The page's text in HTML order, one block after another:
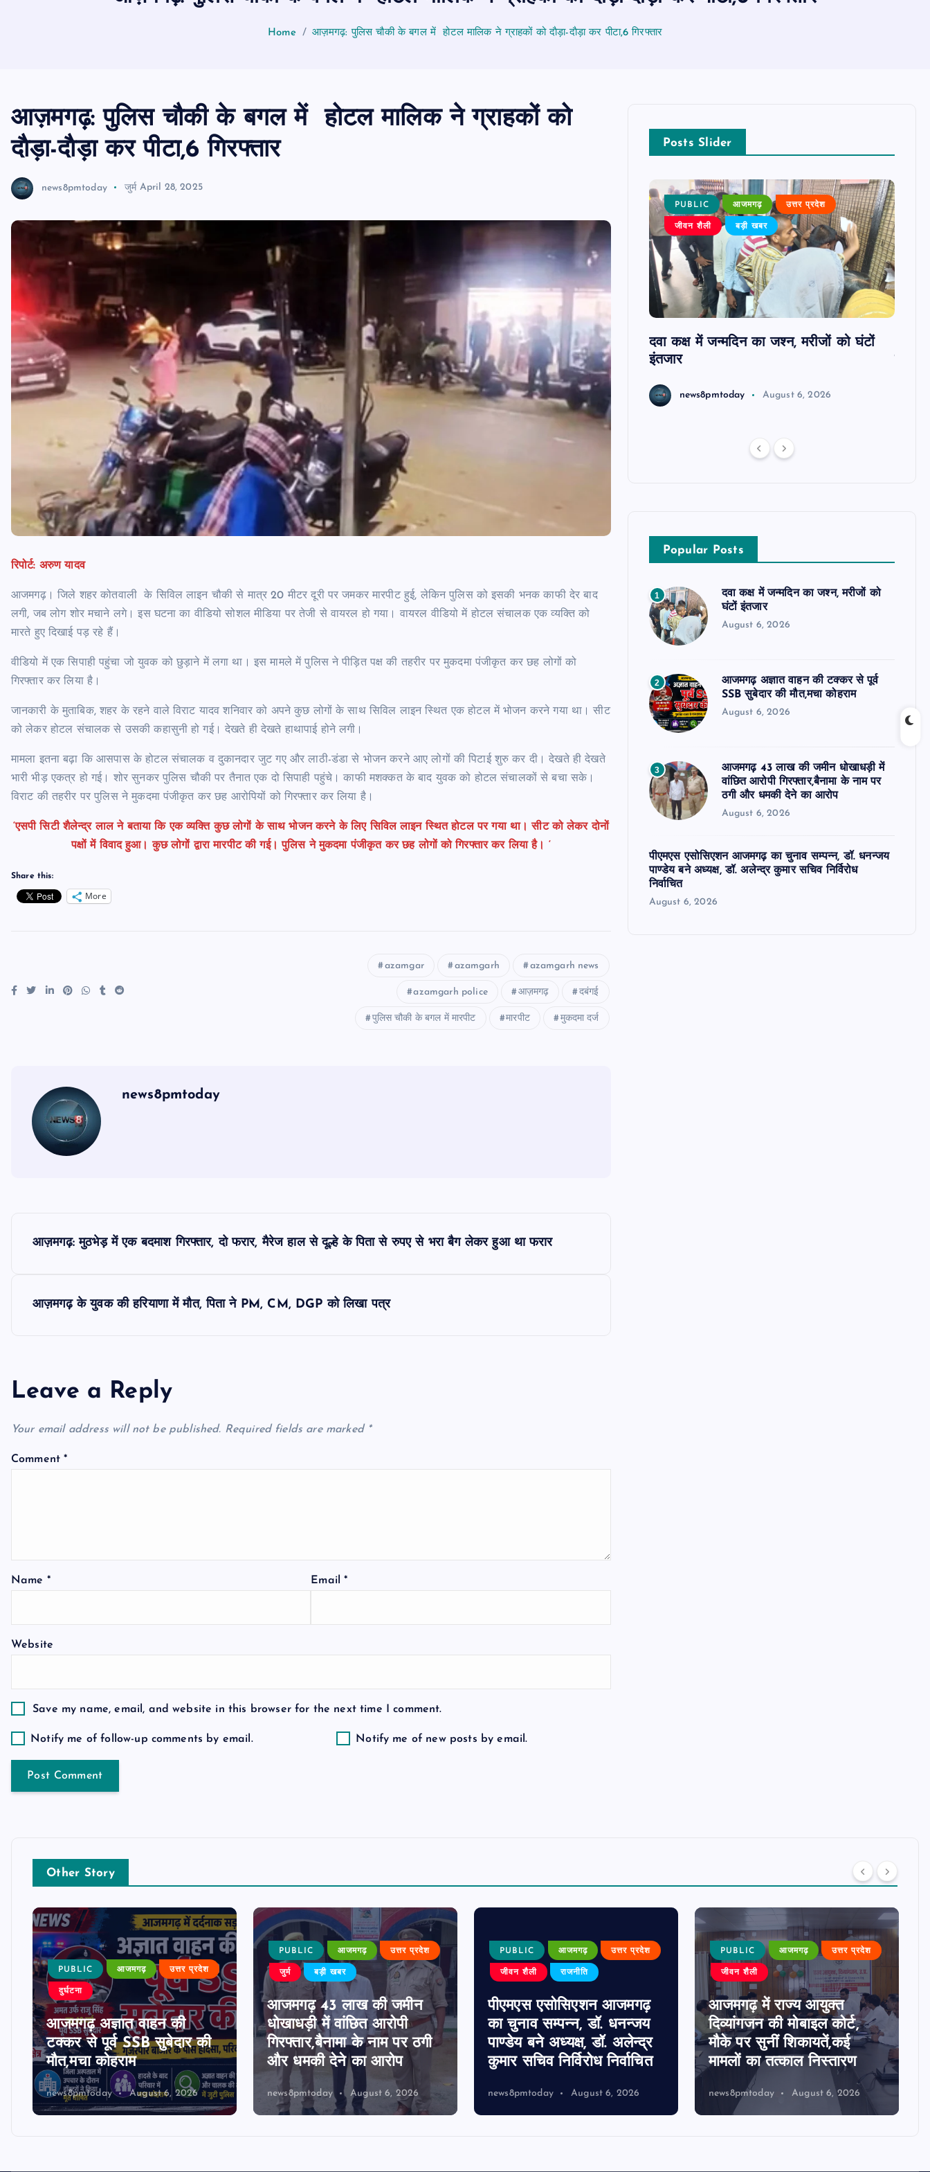
Home आज़मगढ़: पुलिस चौकी के बगल में होटल मालिक ने ग्राहकों को दाैड़ा-दाैड़ा कर पीटा,6 गिरफ्तार
आज़मगढ़: पुलिस चौकी के बगल में होटल मालिक ने ग्राहकों को
दाैड़ा-दाैड़ा कर पीटा,6 गिरफ्तार
news8pmtoday जुर्म April 28, 2025
रिपोर्ट: अरुण यादव
आजमगढ़। जिले शहर कोतवाली के सिविल लाइन चौकी से मात्र 20 मीटर दूरी पर जमकर मारपीट हुई, लेकिन पुलिस को इसकी भनक काफी देर बाद
लगी, जब लोग शोर मचाने लगे। इस घटना का वीडियो सोशल मीडिया पर तेजी से वायरल हो गया। वायरल वीडियो में होटल संचालक एक व्यक्ति को
मारते हुए दिखाई पड़ रहे हैं।
वीडियो में एक सिपाही पहुंचा जो युवक को छुड़ाने में लगा था। इस मामले में पुलिस ने पीड़ित पक्ष की तहरीर पर मुकदमा पंजीकृत कर छह लोगों को
गिरफ्तार कर लिया है।
जानकारी के मुताबिक, शहर के रहने वाले विराट यादव शनिवार को अपने कुछ लोगों के साथ सिविल लाइन स्थित एक होटल में भोजन करने गया था। सीट
को लेकर होटल संचालक से उसकी कहासुनी हो गई। देखते ही देखते हाथापाई होने लगी।
मामला इतना बढ़ा कि आसपास के होटल संचालक व दुकानदार जुट गए और लाठी-डंडा से भोजन करने आए लोगों की पिटाई शुरु कर दी। देखते ही देखते
भारी भीड़ एकत्र हो गई। शोर सुनकर पुलिस चौकी पर तैनात एक दो सिपाही पहुंचे। काफी मशक्कत के बाद युवक को होटल संचालकों से बचा सके।
विराट की तहरीर पर पुलिस ने मुकदमा पंजीकृत कर छह आरोपियों को गिरफ्तार कर लिया है।
‘एसपी सिटी शैलेन्द्र लाल ने बताया कि एक व्यक्ति कुछ लोगों के साथ भोजन करने के लिए सिविल लाइन स्थित होटल पर गया था। सीट को लेकर दोनों
पक्षों में विवाद हुआ। कुछ लोगों द्वारा मारपीट की गई। पुलिस ने मुकदमा पंजीकृत कर छह लोगों को गिरफ्तार कर लिया है। ‘
Share this:
More
azamgar azamgarh azamgarh news
azamgarh police आज़मगढ़ दबंगई
पुलिस चौकी के बगल में मारपीट मारपीट मुकदमा दर्ज
news8pmtoday
n
a
v
a
i
o
n
आज़मगढ़: मुठभेड़ में एक बदमाश गिरफ्तार, दो फरार, मैरेज हाल से दूल्हे के पिता से रुपए से भरा बैग लेकर हुआ था फरार
आज़मगढ़ के युवक की हरियाणा में मौत, पिता ने PM, CM, DGP को लिखा पत्र
Leave a Reply
Your email address will not be published. Required fields are marked *
Comment*
Name * Email*
Website
Save my name, email, and website in this browser for the next time I comment.
Notify me of follow-up comments by email. Notify me of new posts by email.
Posts Slider
जीवन शैली
आजमगढ़ में राज्य आयुक्त दिव्यांगजन की मोबाइल
कोर्ट, मौके पर सुनीं शिकायतें,कई मामलों का
तत्काल निस्तारण
news8pmtoday August 6, 2026
PUBLIC आजमगढ़ उत्तर प्रदेश
जीवन शैली बड़ी खबर
दवा कक्ष में जन्मदिन का जश्न, मरीजों को घंटों
इंतजार
news8pmtoday August 6, 2026
Popular Posts
1
दवा कक्ष में जन्मदिन का जश्न, मरीजों को
घंटों इंतजार
August 6, 2026
2
आजमगढ़ अज्ञात वाहन की टक्कर से पूर्व
SSB सुबेदार की मौत,मचा कोहराम
August 6, 2026
3
आजमगढ़ 43 लाख की जमीन धोखाधड़ी में
वांछित आरोपी गिरफ्तार,बैनामा के नाम पर
ठगी और धमकी देने का आरोप
August 6, 2026
पीएमएस एसोसिएशन आजमगढ़ का चुनाव सम्पन्न, डॉ. धनन्जय
पाण्डेय बने अध्यक्ष, डॉ. अलेन्द्र कुमार सचिव निर्विरोध
निर्वाचित
August 6, 2026
Other Story
PUBLIC आजमगढ़ उत्तर प्रदेश
दुर्घटना
आजमगढ़ अज्ञात वाहन की
टक्कर से पूर्व SSB सुबेदार की
मौत,मचा कोहराम
news8pmtoday August 6, 2026
PUBLIC आजमगढ़ उत्तर प्रदेश
जुर्म बड़ी खबर
आजमगढ़ 43 लाख की जमीन
धोखाधड़ी में वांछित आरोपी
गिरफ्तार,बैनामा के नाम पर ठगी
और धमकी देने का आरोप
news8pmtoday August 6, 2026
PUBLIC आजमगढ़ उत्तर प्रदेश
जीवन शैली राजनीति
पीएमएस एसोसिएशन आजमगढ़
का चुनाव सम्पन्न, डॉ. धनन्जय
पाण्डेय बने अध्यक्ष, डॉ. अलेन्द्र
कुमार सचिव निर्विरोध निर्वाचित
news8pmtoday August 6, 2026
PUBLIC आजमगढ़ उत्तर प्रदेश
जीवन शैली
आजमगढ़ में राज्य आयुक्त
दिव्यांगजन की मोबाइल कोर्ट,
मौके पर सुनीं शिकायतें,कई
मामलों का तत्काल निस्तारण
news8pmtoday August 6, 2026